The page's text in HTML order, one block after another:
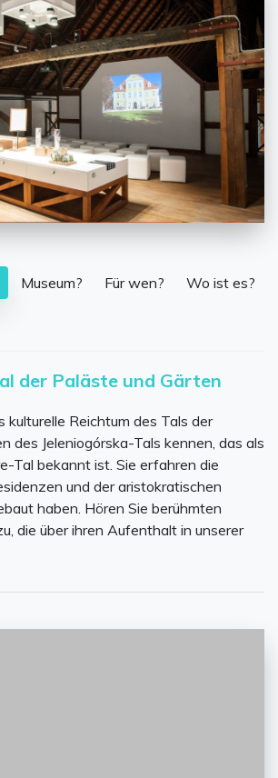
Museum? Für wen?
Wo ist es?
der Paläste und Gärten
kulturelle Reichtum des Tals der
des Jeleniogórska-Tals kennen, das als
Tal bekannt ist. Sie erfahren die
und der aristokratischen
haben. Hören Sie berühmten
die über ihren Aufenthalt in unserer